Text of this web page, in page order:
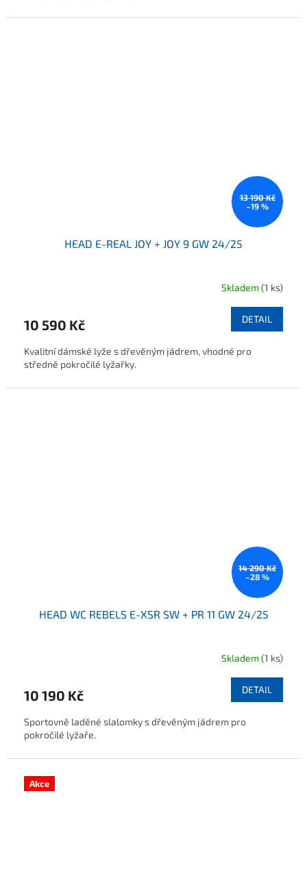
13 190 Kč
–19 %
HEAD E-REAL JOY + JOY 9 GW 24/25
Skladem(1 ks)
10 590 Kč DETAIL
Kvalitní dámské lyže s dřevěným jádrem, vhodné pro
středně pokročilé lyžařky.
14 290 Kč
–28 %
HEAD WC REBELS E-XSR SW + PR 11 GW 24/25
Skladem(1 ks)
10 190 Kč DETAIL
Sportovně laděné slalomky s dřevěným jádrem pro
pokročilé lyžaře.
Akce